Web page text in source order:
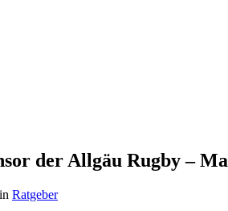
der Allgäu Rugby –
in Ratgeber